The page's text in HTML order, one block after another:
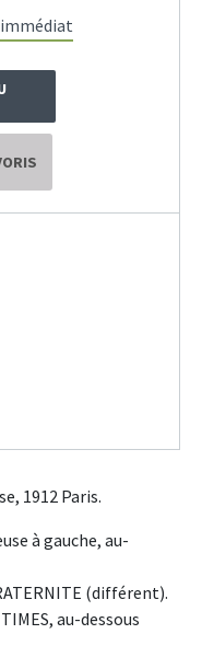
1912 Paris.
à gauche, au-
(différent).
au-dessous